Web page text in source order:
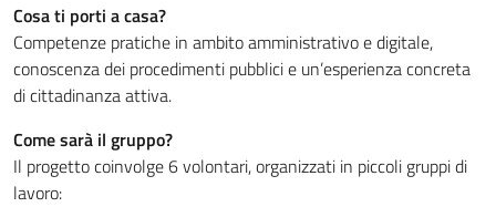
Cosa ti porti a casa?
Competenze pratiche in ambito amministrativo e digitale,
conoscenza dei procedimenti pubblici e un’esperienza concreta
di cittadinanza attiva.
Come sarà il gruppo?
Il progetto coinvolge 6 volontari, organizzati in piccoli gruppi di
lavoro: